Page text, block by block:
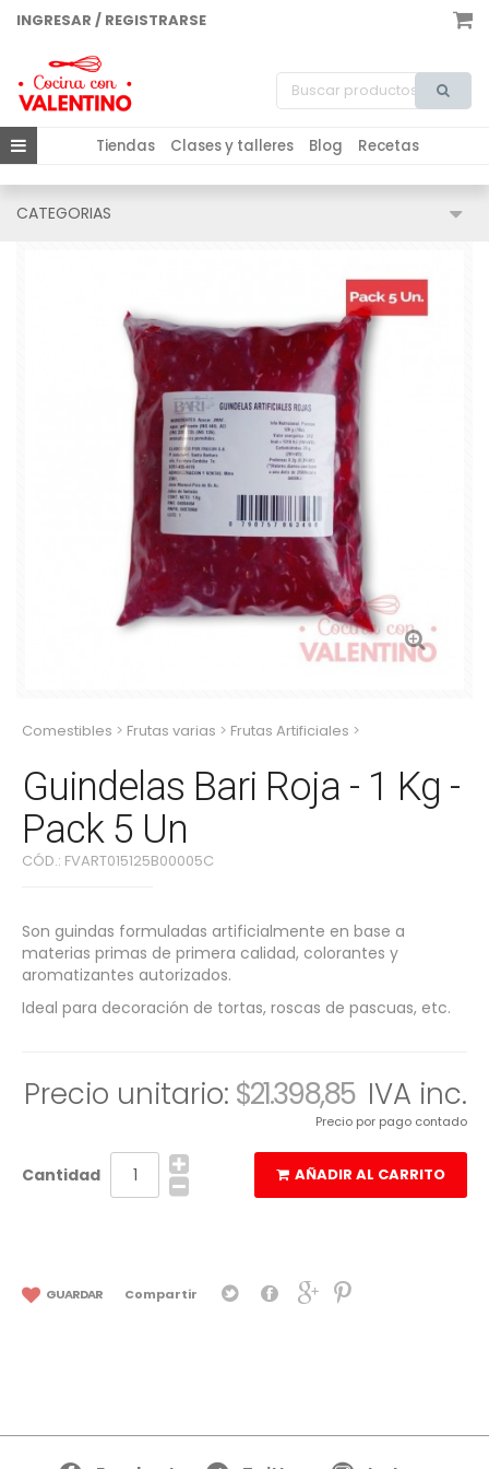
INGRESAR / REGISTRARSE
Tiendas Clases y talleres Blog Recetas
CATEGORIAS
Comestibles > Frutas varias > Frutas Artificiales >
Guindelas Bari Roja - 1 Kg -
Pack 5 Un
CÓD.: FVART015125B00005C
Son guindas formuladas artificialmente en base a
materias primas de primera calidad, colorantes y
aromatizantes autorizados.
Ideal para decoración de tortas, roscas de pascuas, etc.
Precio unitario: $21.398,85 IVA inc.
Precio por pago contado
Cantidad AÑADIR AL CARRITO
GUARDAR Compartir